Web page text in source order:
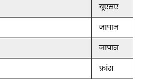
यूएसए
जापान
जापान
फ्रांस